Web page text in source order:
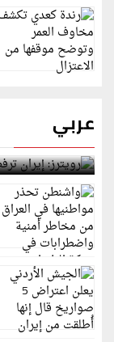
عربي
رويترز: إيران
لمضيق هرمز